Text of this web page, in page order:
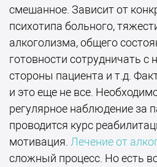
смешанное. Зависит от
психотипа больного,
алкоголизма, общего
готовности сотрудничать с
стороны пациента и т.д.
и это еще не все.
регулярное наблюдение за
проводится курс
мотивация. Лечение от
сложный процесс. Но есть